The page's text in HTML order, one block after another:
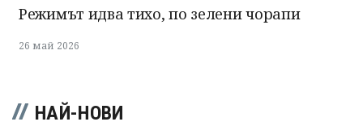
Режимът идва тихо, по зелени чорапи
26 май 2026
НАЙ-НОВИ